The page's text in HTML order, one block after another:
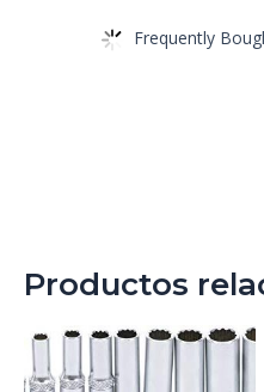
Frequently
Productos